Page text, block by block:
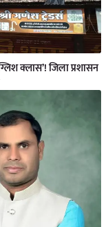
क्लास’! जिला प्रशासन